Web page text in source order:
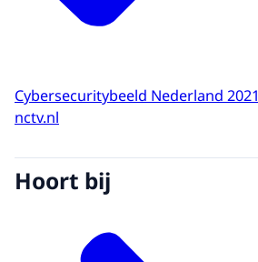
Cybersecuritybeeld Nederland 2021
nctv.nl
Hoort bij